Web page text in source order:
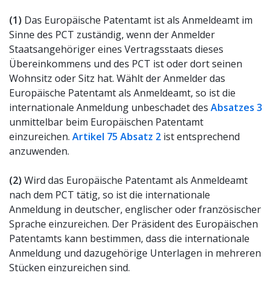
(1) Das Europäische Patentamt ist als Anmeldeamt im
Sinne des PCT zuständig, wenn der Anmelder
Staatsangehöriger eines Vertragsstaats dieses
Übereinkommens und des PCT ist oder dort seinen
Wohnsitz oder Sitz hat. Wählt der Anmelder das
Europäische Patentamt als Anmeldeamt, so ist die
internationale Anmeldung unbeschadet des Absatzes 3
unmittelbar beim Europäischen Patentamt
einzureichen. Artikel 75 Absatz 2 ist entsprechend
anzuwenden.
(2) Wird das Europäische Patentamt als Anmeldeamt
nach dem PCT tätig, so ist die internationale
Anmeldung in deutscher, englischer oder französischer
Sprache einzureichen. Der Präsident des Europäischen
Patentamts kann bestimmen, dass die internationale
Anmeldung und dazugehörige Unterlagen in mehreren
Stücken einzureichen sind.